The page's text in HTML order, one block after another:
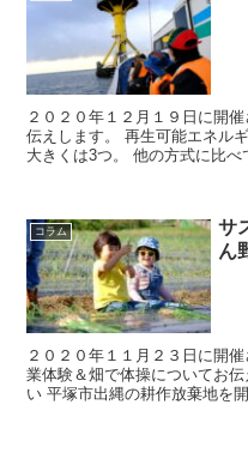
２０２０年１２月１９日に開
伝えします。 再生可能エネル
大きくは3つ。 他の方式に比べ
コラム
サ
ん
２０２０年１１月２３日に開
業体験＆畑で体操についてお
い 平塚市出縄の耕作放棄地を